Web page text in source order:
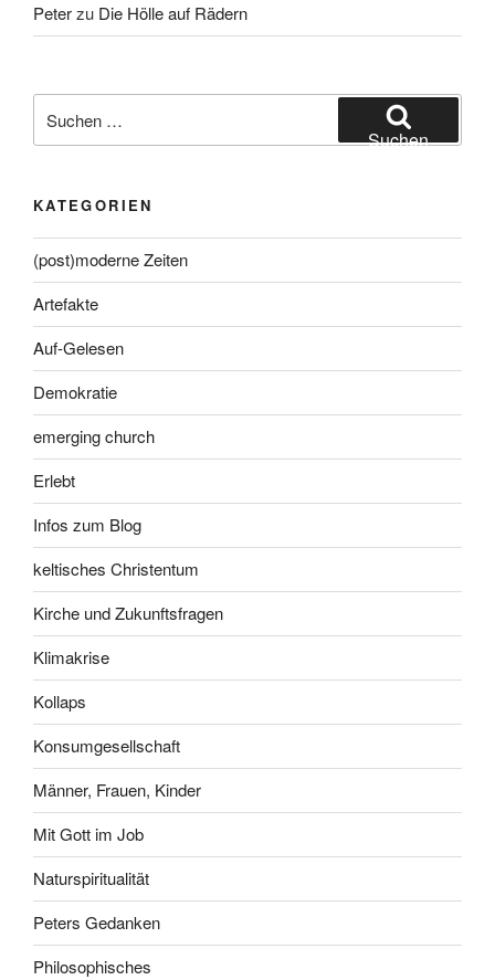
Peterzu Die Hölle auf Rädern
nach:
Suchen
KATEGORIEN
(post)moderne Zeiten
Artefakte
Auf-Gelesen
Demokratie
emerging church
Erlebt
Infos zum Blog
keltisches Christentum
Kirche und Zukunftsfragen
Klimakrise
Kollaps
Konsumgesellschaft
Männer, Frauen, Kinder
Mit Gott im Job
Naturspiritualität
Peters Gedanken
Philosophisches